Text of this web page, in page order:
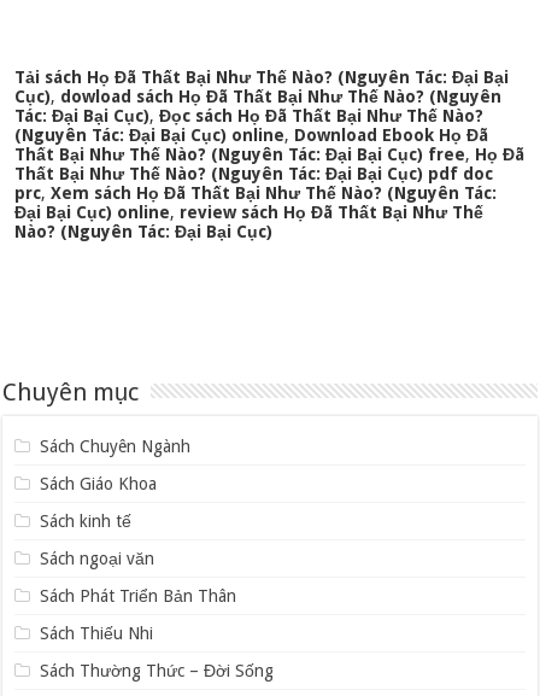
Tải sách Họ Đã Thất Bại Như Thế Nào? (Nguyên Tác: Đại Bại
Cục), dowload sách Họ Đã Thất Bại Như Thế Nào? (Nguyên
Tác: Đại Bại Cục),Đọc sách Họ Đã Thất Bại Như Thế Nào?
(Nguyên Tác: Đại Bại Cục) online, Download Ebook Họ Đã
Thất Bại Như Thế Nào? (Nguyên Tác: Đại Bại Cục) free, Họ Đã
Thất Bại Như Thế Nào? (Nguyên Tác: Đại Bại Cục) pdf doc
prc,Xem sách Họ Đã Thất Bại Như Thế Nào? (Nguyên Tác:
Đại Bại Cục) online, review sách Họ Đã Thất Bại Như Thế
Nào? (Nguyên Tác: Đại Bại Cục)
Chuyên mục
Sách Chuyên Ngành
Sách Giáo Khoa
Sách kinh tế
Sách ngoại văn
Sách Phát Triển Bản Thân
Sách Thiếu Nhi
Sách Thường Thức – Đời Sống